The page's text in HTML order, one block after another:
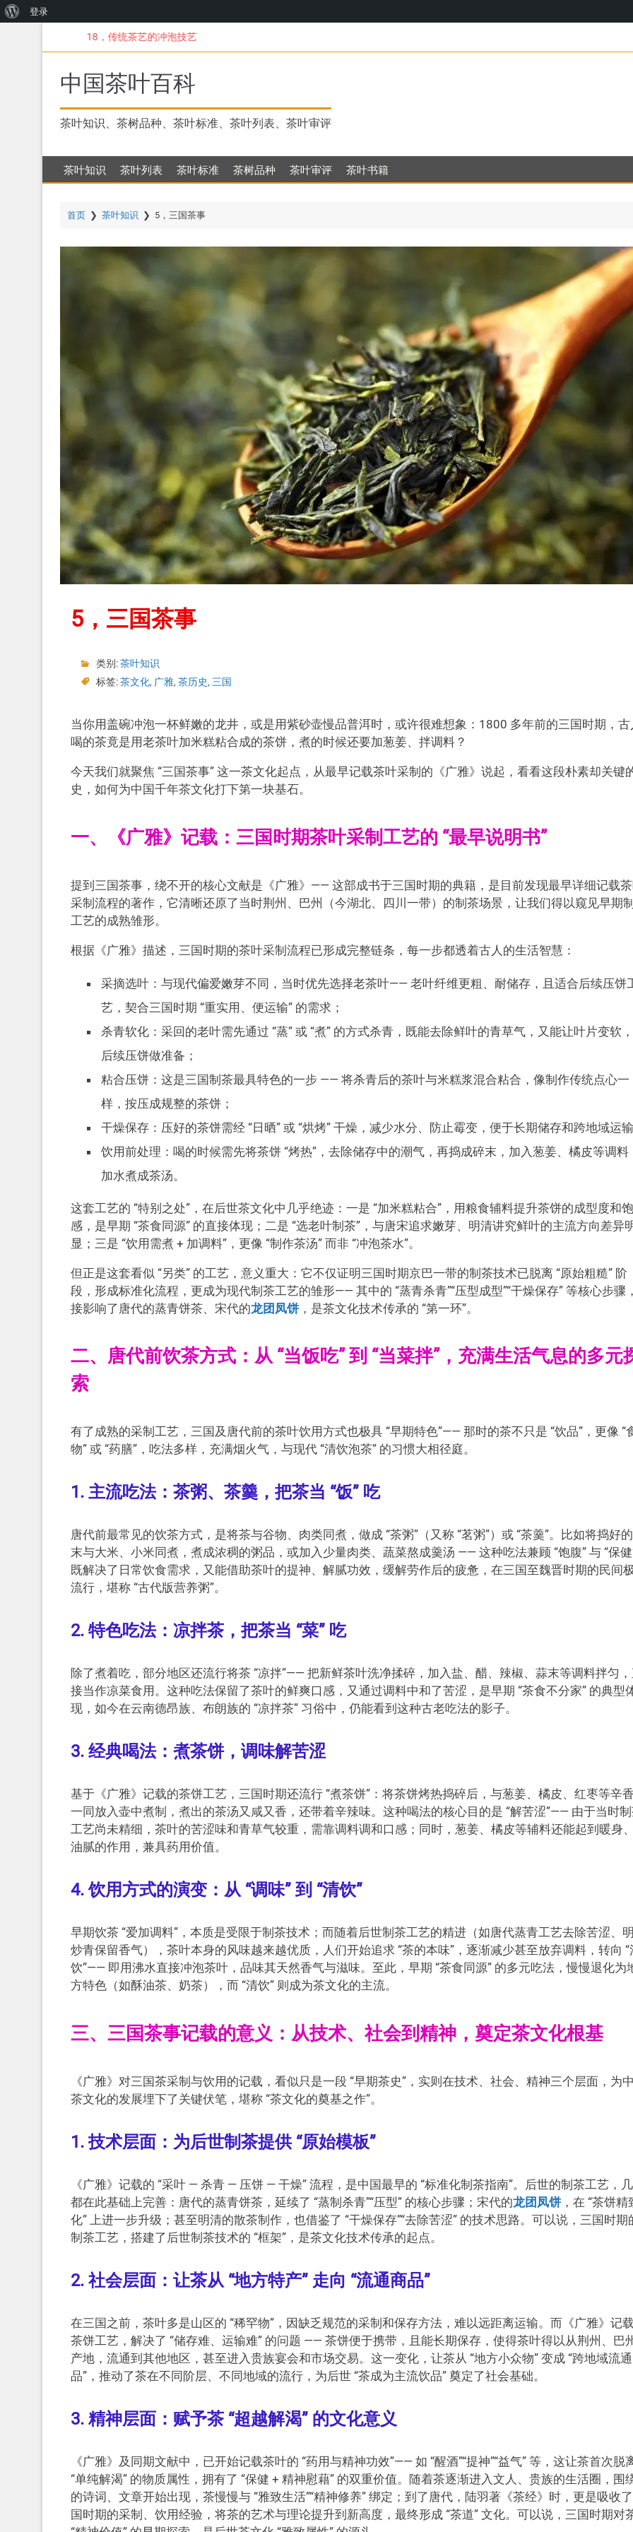
到
18，传统茶艺的冲泡技艺 17，明代茶饮
中国茶叶百科
茶叶知识、茶树品种、茶叶标准、茶叶列表、茶叶审评
茶叶知识 茶叶列表 茶叶标准 茶树品种 茶叶审评 茶叶书籍
首页❯ 茶叶知识 ❯ 5，三国茶事
5，三国茶事
类别:茶叶知识
标签:茶文化, 广雅, 茶历史, 三国
当你用盖碗冲泡一杯鲜嫩的龙井，或是用紫砂壶慢品普洱时，或许很难想象：1800 多年前的三国时期，古
喝的茶竟是用老茶叶加米糕粘合成的茶饼，煮的时候还要加葱姜、拌调料？
今天我们就聚焦 “三国茶事” 这一茶文化起点，从最早记载茶叶采制的《广雅》说起，看看这段朴素却关键
史，如何为中国千年茶文化打下第一块基石。
一、《广雅》记载：三国时期茶叶采制工艺的 “最早说明书”
提到三国茶事，绕不开的核心文献是《广雅》—— 这部成书于三国时期的典籍，是目前发现最早详细记载
采制流程的著作，它清晰还原了当时荆州、巴州（今湖北、四川一带）的制茶场景，让我们得以窥见早期
工艺的成熟雏形。
根据《广雅》描述，三国时期的茶叶采制流程已形成完整链条，每一步都透着古人的生活智慧：
采摘选叶：与现代偏爱嫩芽不同，当时优先选择老茶叶—— 老叶纤维更粗、耐储存，且适合后续压饼
艺，契合三国时期 “重实用、便运输” 的需求；
杀青软化：采回的老叶需先通过 “蒸” 或 “煮” 的方式杀青，既能去除鲜叶的青草气，又能让叶片变软
后续压饼做准备；
粘合压饼：这是三国制茶最具特色的一步 —— 将杀青后的茶叶与米糕浆混合粘合，像制作传统点心一
样，按压成规整的茶饼；
干燥保存：压好的茶饼需经 “日晒” 或 “烘烤” 干燥，减少水分、防止霉变，便于长期储存和跨地域运输
饮用前处理：喝的时候需先将茶饼 “烤热”，去除储存中的潮气，再捣成碎末，加入葱姜、橘皮等调料
加水煮成茶汤。
这套工艺的 “特别之处”，在后世茶文化中几乎绝迹：一是 “加米糕粘合”，用粮食辅料提升茶饼的成型度和
感，是早期 “茶食同源” 的直接体现；二是 “选老叶制茶”，与唐宋追求嫩芽、明清讲究鲜叶的主流方向差异
显；三是 “饮用需煮 + 加调料”，更像 “制作茶汤” 而非 “冲泡茶水”。
但正是这套看似 “另类” 的工艺，意义重大：它不仅证明三国时期京巴一带的制茶技术已脱离 “原始粗糙” 阶
段，形成标准化流程，更成为现代制茶工艺的雏形—— 其中的 “蒸青杀青”“压型成型”“干燥保存” 等核心步骤
接影响了唐代的蒸青饼茶、宋代的龙团凤饼，是茶文化技术传承的 “第一环”。
二、唐代前饮茶方式：从 “当饭吃” 到 “当菜拌”，充满生活气息的多元
索
有了成熟的采制工艺，三国及唐代前的茶叶饮用方式也极具 “早期特色”—— 那时的茶不只是 “饮品”，更像 “
物” 或 “药膳”，吃法多样，充满烟火气，与现代 “清饮泡茶” 的习惯大相径庭。
1. 主流吃法：茶粥、茶羹，把茶当 “饭” 吃
唐代前最常见的饮茶方式，是将茶与谷物、肉类同煮，做成 “茶粥”（又称 “茗粥”）或 “茶羹”。比如将捣好
末与大米、小米同煮，煮成浓稠的粥品，或加入少量肉类、蔬菜熬成羹汤 —— 这种吃法兼顾 “饱腹” 与 “保健
既解决了日常饮食需求，又能借助茶叶的提神、解腻功效，缓解劳作后的疲惫，在三国至魏晋时期的民间
流行，堪称 “古代版营养粥”。
2. 特色吃法：凉拌茶，把茶当 “菜” 吃
除了煮着吃，部分地区还流行将茶 “凉拌”—— 把新鲜茶叶洗净揉碎，加入盐、醋、辣椒、蒜末等调料拌匀
接当作凉菜食用。这种吃法保留了茶叶的鲜爽口感，又通过调料中和了苦涩，是早期 “茶食不分家” 的典型
现，如今在云南德昂族、布朗族的 “凉拌茶” 习俗中，仍能看到这种古老吃法的影子。
3. 经典喝法：煮茶饼，调味解苦涩
基于《广雅》记载的茶饼工艺，三国时期还流行 “煮茶饼”：将茶饼烤热捣碎后，与葱姜、橘皮、红枣等辛
一同放入壶中煮制，煮出的茶汤又咸又香，还带着辛辣味。这种喝法的核心目的是 “解苦涩”—— 由于当时
工艺尚未精细，茶叶的苦涩味和青草气较重，需靠调料调和口感；同时，葱姜、橘皮等辅料还能起到暖身
油腻的作用，兼具药用价值。
4. 饮用方式的演变：从 “调味” 到 “清饮”
早期饮茶 “爱加调料”，本质是受限于制茶技术；而随着后世制茶工艺的精进（如唐代蒸青工艺去除苦涩、
炒青保留香气），茶叶本身的风味越来越优质，人们开始追求 “茶的本味”，逐渐减少甚至放弃调料，转向 “
饮”—— 即用沸水直接冲泡茶叶，品味其天然香气与滋味。至此，早期 “茶食同源” 的多元吃法，慢慢退化为
方特色（如酥油茶、奶茶），而 “清饮” 则成为茶文化的主流。
三、三国茶事记载的意义：从技术、社会到精神，奠定茶文化根基
《广雅》对三国茶采制与饮用的记载，看似只是一段 “早期茶史”，实则在技术、社会、精神三个层面，为
茶文化的发展埋下了关键伏笔，堪称 “茶文化的奠基之作”。
1. 技术层面：为后世制茶提供 “原始模板”
《广雅》记载的 “采叶 — 杀青 — 压饼 — 干燥” 流程，是中国最早的 “标准化制茶指南”。后世的制茶工艺，
都在此基础上完善：唐代的蒸青饼茶，延续了 “蒸制杀青”“压型” 的核心步骤；宋代的龙团凤饼，在 “茶饼精
化” 上进一步升级；甚至明清的散茶制作，也借鉴了 “干燥保存”“去除苦涩” 的技术思路。可以说，三国时期
制茶工艺，搭建了后世制茶技术的 “框架”，是茶文化技术传承的起点。
2. 社会层面：让茶从 “地方特产” 走向 “流通商品”
在三国之前，茶叶多是山区的 “稀罕物”，因缺乏规范的采制和保存方法，难以远距离运输。而《广雅》记
茶饼工艺，解决了 “储存难、运输难” 的问题 —— 茶饼便于携带，且能长期保存，使得茶叶得以从荆州、巴
产地，流通到其他地区，甚至进入贵族宴会和市场交易。这一变化，让茶从 “地方小众物” 变成 “跨地域流通
品”，推动了茶在不同阶层、不同地域的流行，为后世 “茶成为主流饮品” 奠定了社会基础。
3. 精神层面：赋予茶 “超越解渴” 的文化意义
《广雅》及同期文献中，已开始记载茶叶的 “药用与精神功效”—— 如 “醒酒”“提神”“益气” 等，这让茶首次脱
“单纯解渴” 的物质属性，拥有了 “保健 + 精神慰藉” 的双重价值。随着茶逐渐进入文人、贵族的生活圈，围
的诗词、文章开始出现，茶慢慢与 “雅致生活”“精神修养” 绑定；到了唐代，陆羽著《茶经》时，更是吸收
国时期的采制、饮用经验，将茶的艺术与理论提升到新高度，最终形成 “茶道” 文化。可以说，三国时期对
WordPress
登录